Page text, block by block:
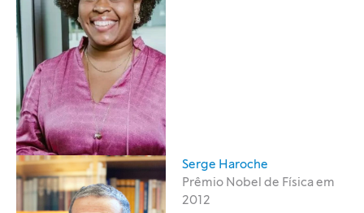
Serge Haroche
Prêmio Nobel de Física em
2012